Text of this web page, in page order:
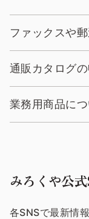
ファックスや
通販カタログ
業務用商品に
みろくや公
各SNSで最新情